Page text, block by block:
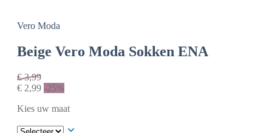
Vero Moda
Beige Vero Moda Sokken ENA
€3,99
€ 2,99 -25%
Kies uw maat